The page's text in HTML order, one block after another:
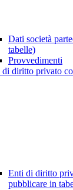
Dati società
tabelle)
Provvedimenti
di diritto privato
Enti di diritto
pubblicare in